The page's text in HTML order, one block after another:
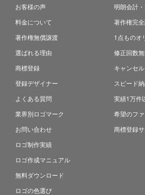
お客様の声
料金について
著作権無償譲渡
選ばれる理由
商標登録
登録デザイナー
よくある質問
業界別ロゴマーク
お問い合わせ
ロゴ制作実績
ロゴ作成マニュアル
無料ダウンロード
ロゴの色選び
明朗会計
著作権完
1点ものオ
修正回数
キャンセ
スピード
実績1万件
希望のフ
商標登録